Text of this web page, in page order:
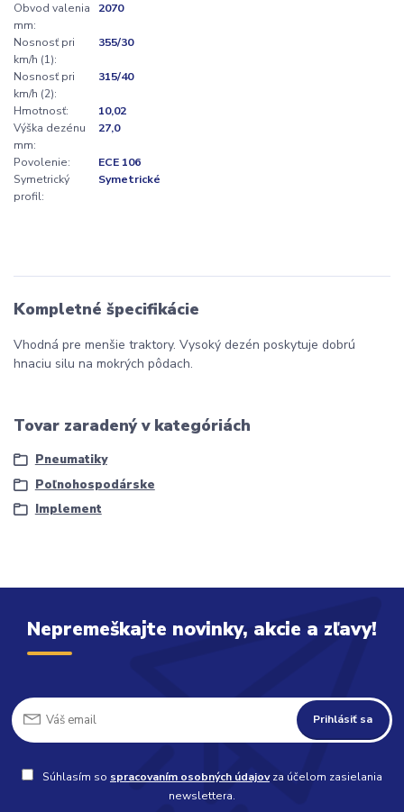
Obvod valenia
mm:
2070
Nosnosť pri
km/h (1):
355/30
Nosnosť pri
km/h (2):
315/40
Hmotnosť:
10,02
Výška dezénu
mm:
27,0
Povolenie:
ECE 106
Symetrický
profil:
Symetrické
Kompletné špecifikácie
Vhodná pre menšie traktory. Vysoký dezén poskytuje dobrú
hnaciu silu na mokrých pôdach.
Tovar zaradený v kategóriách
Pneumatiky
Poľnohospodárske
Implement
Nepremeškajte novinky, akcie a zľavy!
Prihlásiť sa
Súhlasím so spracovaním osobných údajovza účelom zasielania
newslettera.